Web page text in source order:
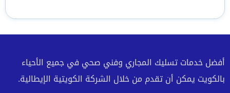
أفضل خدمات تسليك المجاري وفني صحي في جميع الأحياء
بالكويت يمكن أن تقدم من خلال الشركة الكويتية الإيطالية.